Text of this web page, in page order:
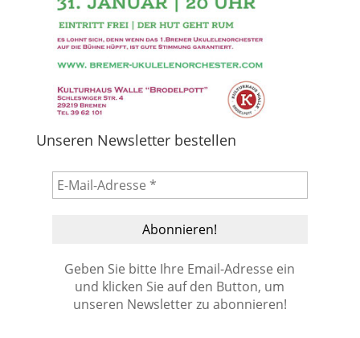
Unseren Newsletter bestellen
Geben Sie bitte Ihre Email-Adresse ein
und klicken Sie auf den Button, um
unseren Newsletter zu abonnieren!